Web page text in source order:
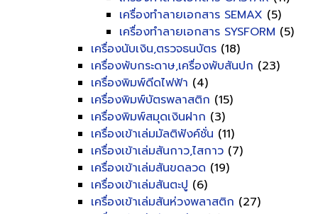
เครื่องทำลายเอกสาร SEMAX (5)
เครื่องทำลายเอกสาร SYSFORM (5)
เครื่องนับเงิน,ตรวจธนบัตร (18)
เครื่องพับกระดาษ,เครื่องพับสันปก (23)
เครื่องพิมพ์ดีดไฟฟ้า (4)
เครื่องพิมพ์บัตรพลาสติก (15)
เครื่องพิมพ์สมุดเงินฝาก (3)
เครื่องเข้าเล่มมัลติฟังค์ชั่น (11)
เครื่องเข้าเล่มสันกาว,ไสกาว (7)
เครื่องเข้าเล่มสันขดลวด (19)
เครื่องเข้าเล่มสันตะปู (6)
เครื่องเข้าเล่มสันห่วงพลาสติก (27)